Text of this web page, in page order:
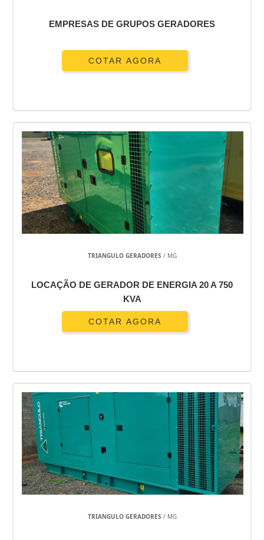
EMPRESAS DE GRUPOS GERADORES
COTAR AGORA
TRIANGULO GERADORES / MG
LOCAÇÃO DE GERADOR DE ENERGIA 20 A 750
KVA
COTAR AGORA
TRIANGULO GERADORES / MG